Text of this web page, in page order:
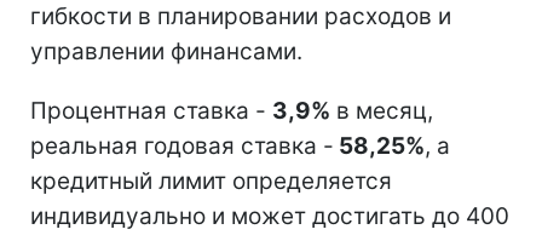
гибкости в планировании расходов и
управлении финансами.
Процентная ставка - 3,9% в месяц,
реальная годовая ставка - 58,25%, а
кредитный лимит определяется
индивидуально и может достигать до 400